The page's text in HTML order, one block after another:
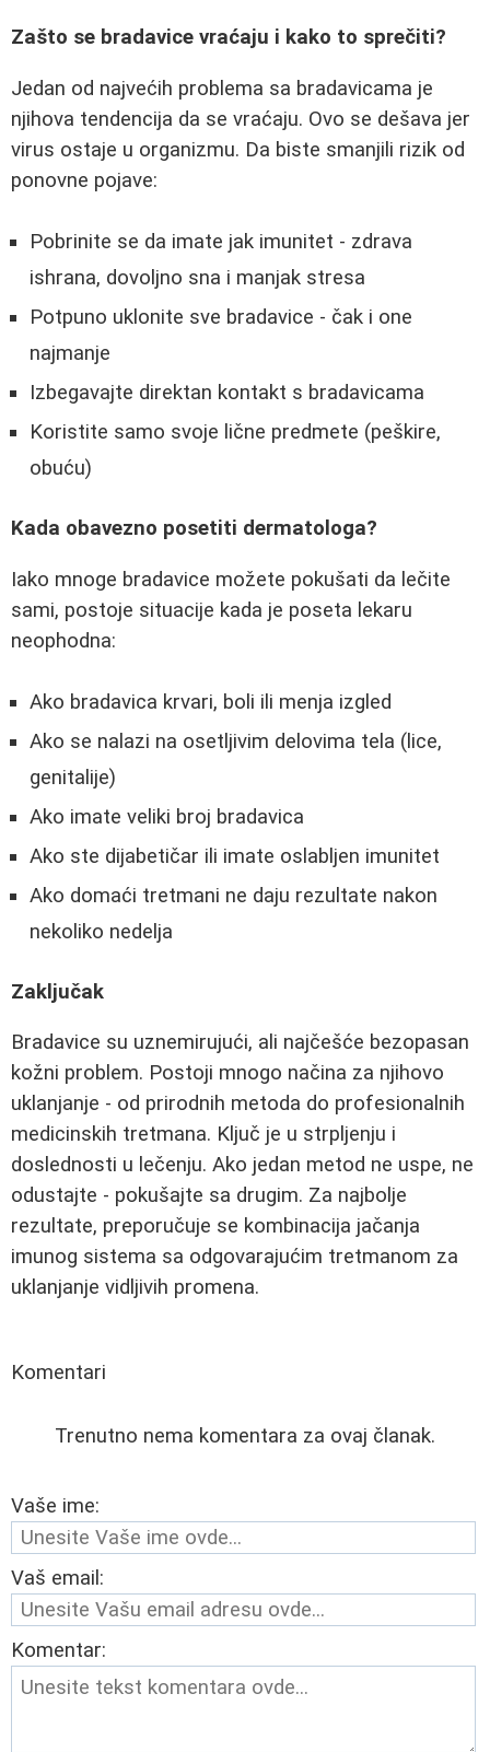
Zašto se bradavice vraćaju i kako to sprečiti?
Jedan od najvećih problema sa bradavicama je
njihova tendencija da se vraćaju. Ovo se dešava jer
virus ostaje u organizmu. Da biste smanjili rizik od
ponovne pojave:
Pobrinite se da imate jak imunitet - zdrava
ishrana, dovoljno sna i manjak stresa
Potpuno uklonite sve bradavice - čak i one
najmanje
Izbegavajte direktan kontakt s bradavicama
Koristite samo svoje lične predmete (peškire,
obuću)
Kada obavezno posetiti dermatologa?
Iako mnoge bradavice možete pokušati da lečite
sami, postoje situacije kada je poseta lekaru
neophodna:
Ako bradavica krvari, boli ili menja izgled
Ako se nalazi na osetljivim delovima tela (lice,
genitalije)
Ako imate veliki broj bradavica
Ako ste dijabetičar ili imate oslabljen imunitet
Ako domaći tretmani ne daju rezultate nakon
nekoliko nedelja
Zaključak
Bradavice su uznemirujući, ali najčešće bezopasan
kožni problem. Postoji mnogo načina za njihovo
uklanjanje - od prirodnih metoda do profesionalnih
medicinskih tretmana. Ključ je u strpljenju i
doslednosti u lečenju. Ako jedan metod ne uspe, ne
odustajte - pokušajte sa drugim. Za najbolje
rezultate, preporučuje se kombinacija jačanja
imunog sistema sa odgovarajućim tretmanom za
uklanjanje vidljivih promena.
Komentari
Trenutno nema komentara za ovaj članak.
Vaše ime:
Vaš email:
Komentar: